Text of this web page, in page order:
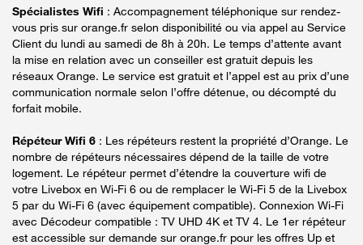
Spécialistes Wifi : Accompagnement téléphonique sur rendez-
vous pris sur orange.fr selon disponibilité ou via appel au Service
Client du lundi au samedi de 8h à 20h. Le temps d’attente avant
la mise en relation avec un conseiller est gratuit depuis les
réseaux Orange. Le service est gratuit et l’appel est au prix d’une
communication normale selon l’offre détenue, ou décompté du
forfait mobile.
Répéteur Wifi 6 : Les répéteurs restent la propriété d’Orange. Le
nombre de répéteurs nécessaires dépend de la taille de votre
logement. Le répéteur permet d’étendre la couverture wifi de
votre Livebox en Wi-Fi 6 ou de remplacer le Wi-Fi 5 de la Livebox
5 par du Wi-Fi 6 (avec équipement compatible). Connexion Wi-Fi
avec Décodeur compatible : TV UHD 4K et TV 4. Le 1er répéteur
est accessible sur demande sur orange.fr pour les offres Up et